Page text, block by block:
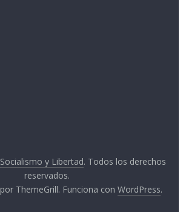
Socialismo y Libertad. Todos los derechos
reservados.
por ThemeGrill. Funciona conWordPress.